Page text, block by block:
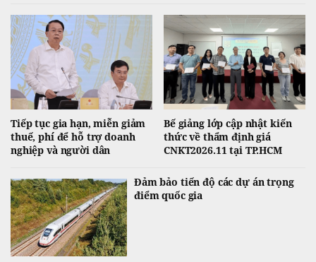
Tiếp tục gia hạn, miễn giảm
thuế, phí để hỗ trợ doanh
nghiệp và người dân
Bế giảng lớp cập nhật kiến
thức về thẩm định giá
CNKT2026.11 tại TP.HCM
Đảm bảo tiến độ các dự án trọng
điểm quốc gia